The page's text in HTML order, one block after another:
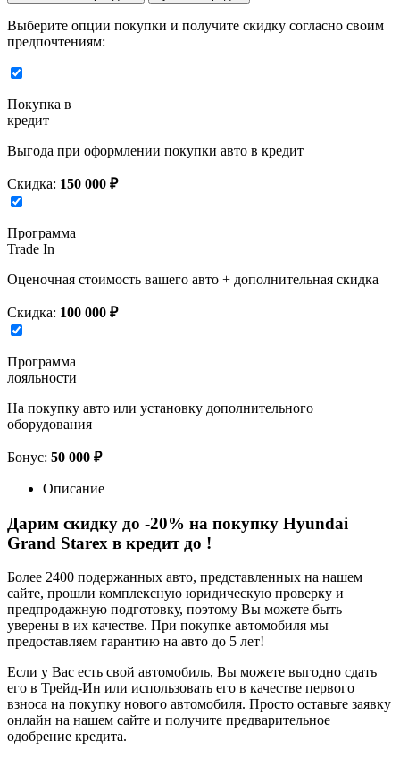
Выберите опции покупки и получите скидку согласно своим
предпочтениям:
Покупка в
кредит
Выгода при оформлении покупки авто в кредит
Скидка: 150 000 ₽
Программа
Trade In
Оценочная стоимость вашего авто + дополнительная скидка
Скидка: 100 000 ₽
Программа
лояльности
На покупку авто или установку дополнительного
оборудования
Бонус: 50 000 ₽
Описание
Дарим скидку до -20% на покупку Hyundai
Grand Starex в кредит до !
Более 2400 подержанных авто, представленных на нашем
сайте, прошли комплексную юридическую проверку и
предпродажную подготовку, поэтому Вы можете быть
уверены в их качестве. При покупке автомобиля мы
предоставляем гарантию на авто до 5 лет!
Если у Вас есть свой автомобиль, Вы можете выгодно сдать
его в Трейд-Ин или использовать его в качестве первого
взноса на покупку нового автомобиля. Просто оставьте заявку
онлайн на нашем сайте и получите предварительное
одобрение кредита.